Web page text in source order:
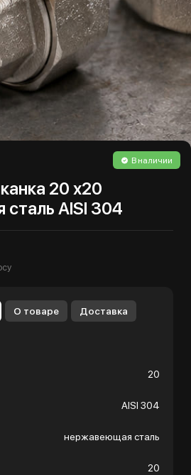
В наличии
20 х20
AISI 304
О товаре Доставка
20
AISI 304
нержавеющая сталь
20